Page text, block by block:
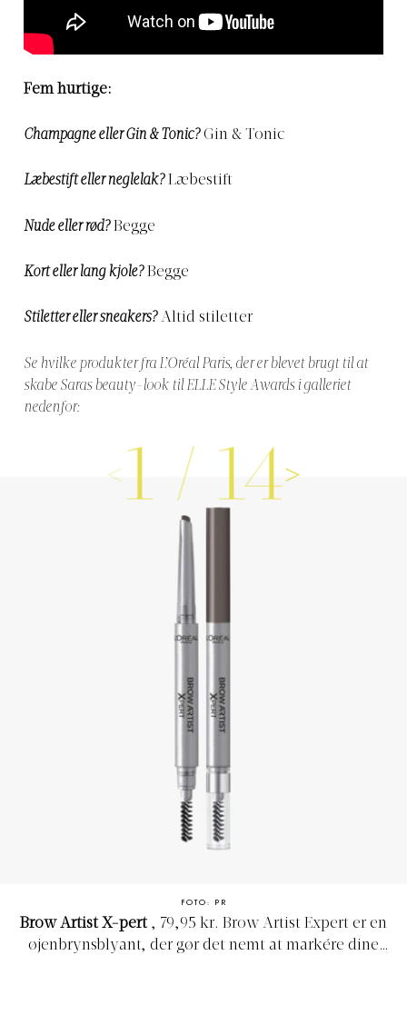
Fem hurtige:
Champagne eller Gin & Tonic?Gin & Tonic
Læbestift eller neglelak?Læbestift
Nude eller rød?Begge
Kort eller lang kjole?Begge
Stiletter eller sneakers?Altid stiletter
Se hvilke produkter fra L’Oréal Paris, der er blevet brugt til at
skabe Saras beauty-look til ELLE Style Awards i galleriet
nedenfor:
1 / 14
FOTO: PR
Brow Artist X-pert , 79,95 kr. Brow Artist Expert er en
øjenbrynsblyant, der gør det nemt at markére dine